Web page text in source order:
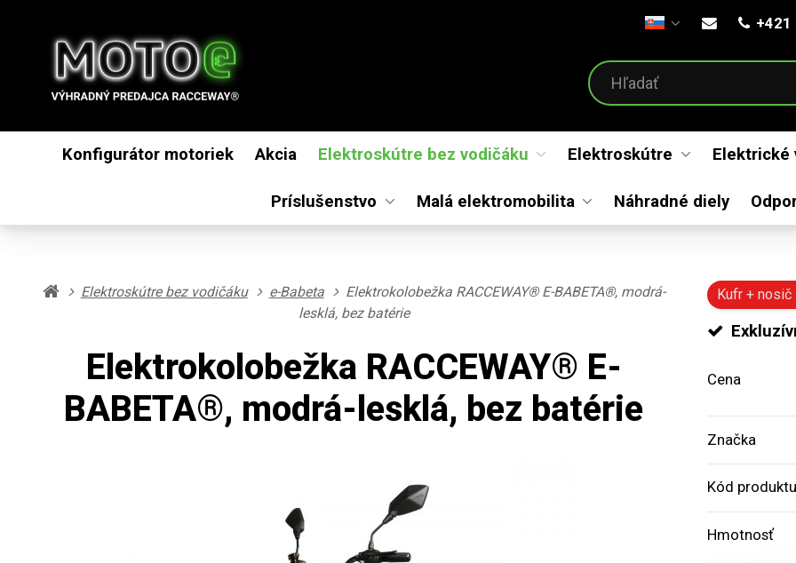
Otvoriť menu
+421
Konfigurátor motoriek Akcia Elektroskútre bez vodičáku Elektroskútre Elektrické
Príslušenstvo Malá elektromobilita Náhradné diely
Elektroskútre bez vodičáku e-Babeta
Elektrokolobežka RACCEWAY® E-BABETA®, modrá-
lesklá, bez batérie
Elektrokolobežka RACCEWAY® E-
BABETA®, modrá-lesklá, bez batérie
Kufr +
Cena
Značka
Kód
Hmotnosť